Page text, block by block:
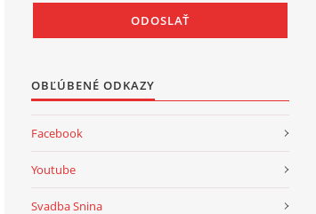
OBĽÚBENÉ ODKAZY
Facebook
Youtube
Svadba Snina